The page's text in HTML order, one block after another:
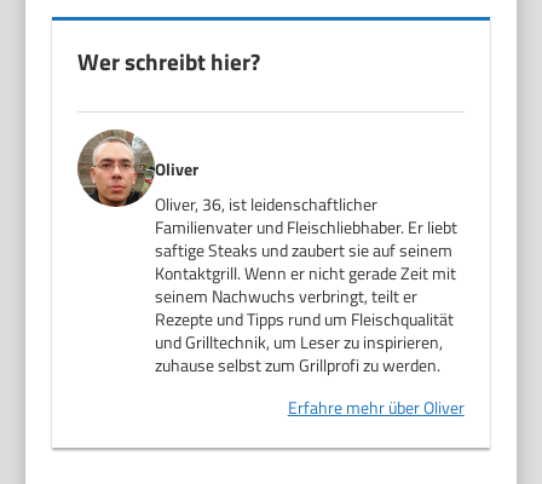
Wer schreibt hier?
Oliver
Oliver, 36, ist leidenschaftlicher
Familienvater und Fleischliebhaber. Er liebt
saftige Steaks und zaubert sie auf seinem
Kontaktgrill. Wenn er nicht gerade Zeit mit
seinem Nachwuchs verbringt, teilt er
Rezepte und Tipps rund um Fleischqualität
und Grilltechnik, um Leser zu inspirieren,
zuhause selbst zum Grillprofi zu werden.
Erfahre mehr über Oliver